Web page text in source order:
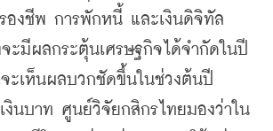
องชีพ การพักหนี้ และเงินดิจิทัล
ะมีผลกระตุ้นเศรษฐกิจได้จำกัดในปี
ะเห็นผลบวกชัดขึ้นในช่วงต้นปี
งินบาท ศูนย์วิจัยกสิกรไทยมองว่าใน